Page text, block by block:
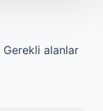
Gerekli alanlar